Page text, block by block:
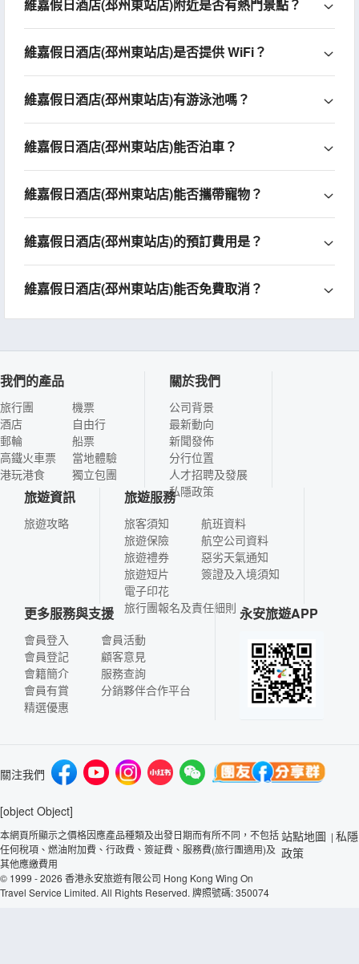
維嘉假日酒店(邳州東站店)附近是否有熱門景點？
維嘉假日酒店(邳州東站店)是否提供 WiFi？
維嘉假日酒店(邳州東站店)有游泳池嗎？
維嘉假日酒店(邳州東站店)能否泊車？
維嘉假日酒店(邳州東站店)能否攜帶寵物？
維嘉假日酒店(邳州東站店)的預訂費用是？
維嘉假日酒店(邳州東站店)能否免費取消？
我們的產品
旅行團
酒店
郵輪
高鐵火車票
港玩港食
機票
自由行
船票
當地體驗
獨立包團
關於我們
公司背景
最新動向
新聞發佈
分行位置
人才招聘及發展
私隱政策
旅遊資訊
旅遊攻略
旅遊服務
旅客須知
旅遊保險
旅遊禮券
旅遊短片
電子印花
航班資料
航空公司資料
惡劣天氣通知
簽證及入境須知
旅行團報名及責任細則
更多服務與支援
會員登入
會員登記
會籍簡介
會員有賞
精選優惠
會員活動
顧客意見
服務查詢
分銷夥伴合作平台
永安旅遊APP
關注我們
[object Object]
本網頁所顯示之價格因應產品種類及出發日期而有所不同，不包括
任何稅項、燃油附加費、行政費、簽証費、服務費(旅行團適用)及
其他應繳費用
© 1999 - 2026 香港永安旅遊有限公司 Hong Kong Wing On
Travel Service Limited. All Rights Reserved. 牌照號碼: 350074
站點地圖 | 私隱
政策